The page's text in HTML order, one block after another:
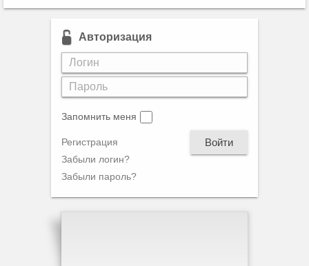
Авторизация
Запомнить меня
Войти
Регистрация
Забыли логин?
Забыли пароль?